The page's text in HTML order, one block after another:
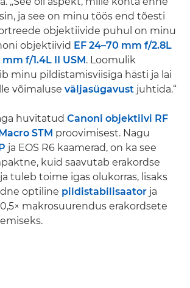
ja see on minu töös end tõesti
objektiivide puhul on minu
objektiivid EF 24–70 mm f/2.8L
mm f/1.4L II USM. Loomulik
minu pildistamisviisiga hästi ja lai
võimaluse väljasügavust juhtida.“
huvitatud Canoni objektiivi RF
STM proovimisest. Nagu
ja EOS R6 kaamerad, on ka see
kuid saavutab erakordse
tuleb toime igas olukorras, lisaks
optiline pildistabilisaator ja
makrosuurendus erakordsete